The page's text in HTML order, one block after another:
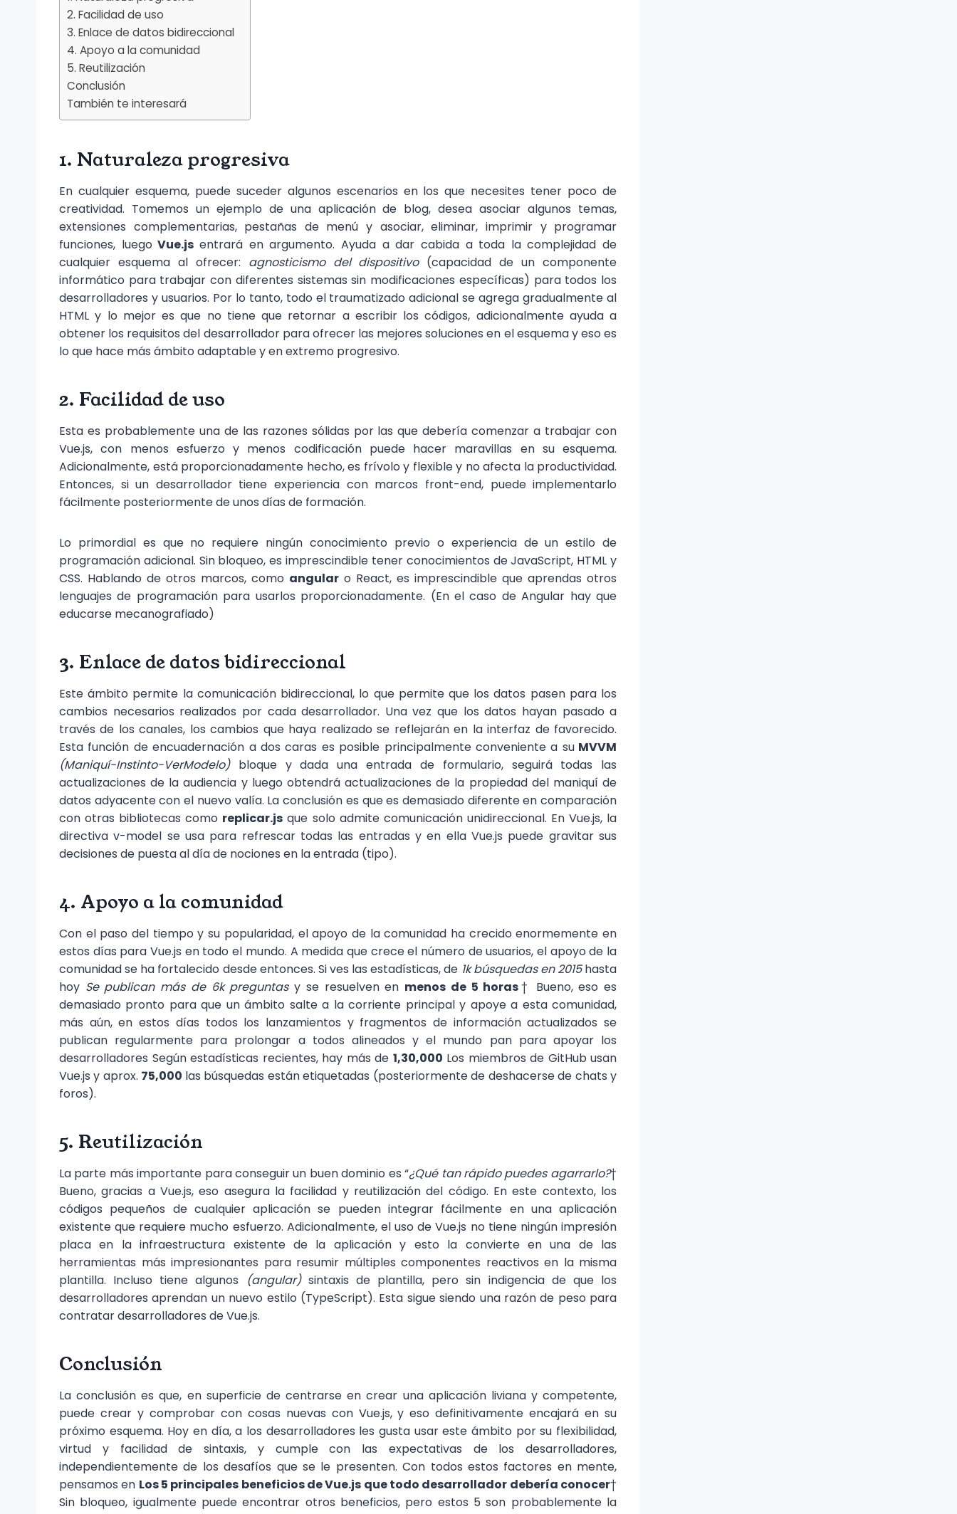
2. Facilidad de uso
3. Enlace de datos bidireccional
4. Apoyo a la comunidad
5. Reutilización
Conclusión
También te interesará
1. Naturaleza progresiva
En cualquier esquema, puede suceder algunos escenarios en los que necesites tener poco de
creatividad. Tomemos un ejemplo de una aplicación de blog, desea asociar algunos temas,
extensiones complementarias, pestañas de menú y asociar, eliminar, imprimir y programar
funciones, luego Vue.js entrará en argumento. Ayuda a dar cabida a toda la complejidad de
cualquier esquema al ofrecer: agnosticismo del dispositivo(capacidad de un componente
informático para trabajar con diferentes sistemas sin modificaciones específicas) para todos los
desarrolladores y usuarios. Por lo tanto, todo el traumatizado adicional se agrega gradualmente al
HTML y lo mejor es que no tiene que retornar a escribir los códigos, adicionalmente ayuda a
obtener los requisitos del desarrollador para ofrecer las mejores soluciones en el esquema y eso es
lo que hace más ámbito adaptable y en extremo progresivo.
2. Facilidad de uso
Esta es probablemente una de las razones sólidas por las que debería comenzar a trabajar con
Vue.js, con menos esfuerzo y menos codificación puede hacer maravillas en su esquema.
Adicionalmente, está proporcionadamente hecho, es frívolo y flexible y no afecta la productividad.
Entonces, si un desarrollador tiene experiencia con marcos front-end, puede implementarlo
fácilmente posteriormente de unos días de formación.
Lo primordial es que no requiere ningún conocimiento previo o experiencia de un estilo de
programación adicional. Sin bloqueo, es imprescindible tener conocimientos de JavaScript, HTML y
CSS. Hablando de otros marcos, como angular o React, es imprescindible que aprendas otros
lenguajes de programación para usarlos proporcionadamente. (En el caso de Angular hay que
educarse mecanografiado)
3. Enlace de datos bidireccional
Este ámbito permite la comunicación bidireccional, lo que permite que los datos pasen para los
cambios necesarios realizados por cada desarrollador. Una vez que los datos hayan pasado a
través de los canales, los cambios que haya realizado se reflejarán en la interfaz de favorecido.
Esta función de encuadernación a dos caras es posible principalmente conveniente a suMVVM
(Maniquí-Instinto-VerModelo)bloque y dada una entrada de formulario, seguirá todas las
actualizaciones de la audiencia y luego obtendrá actualizaciones de la propiedad del maniquí de
datos adyacente con el nuevo valía. La conclusión es que es demasiado diferente en comparación
con otras bibliotecas como replicar.js que solo admite comunicación unidireccional. En Vue.js, la
directiva v-model se usa para refrescar todas las entradas y en ella Vue.js puede gravitar sus
decisiones de puesta al día de nociones en la entrada (tipo).
4. Apoyo a la comunidad
Con el paso del tiempo y su popularidad, el apoyo de la comunidad ha crecido enormemente en
estos días para Vue.js en todo el mundo. A medida que crece el número de usuarios, el apoyo de la
comunidad se ha fortalecido desde entonces. Si ves las estadísticas, de 1k búsquedas en 2015hasta
hoy Se publican más de 6k preguntasy se resuelven en menos de 5 horas† Bueno, eso es
demasiado pronto para que un ámbito salte a la corriente principal y apoye a esta comunidad,
más aún, en estos días todos los lanzamientos y fragmentos de información actualizados se
publican regularmente para prolongar a todos alineados y el mundo pan para apoyar los
desarrolladores Según estadísticas recientes, hay más de 1,30,000 Los miembros de GitHub usan
Vue.js y aprox. 75,000 las búsquedas están etiquetadas (posteriormente de deshacerse de chats y
foros).
5. Reutilización
La parte más importante para conseguir un buen dominio es “¿Qué tan rápido puedes agarrarlo?†
Bueno, gracias a Vue.js, eso asegura la facilidad y reutilización del código. En este contexto, los
códigos pequeños de cualquier aplicación se pueden integrar fácilmente en una aplicación
existente que requiere mucho esfuerzo. Adicionalmente, el uso de Vue.js no tiene ningún impresión
placa en la infraestructura existente de la aplicación y esto la convierte en una de las
herramientas más impresionantes para resumir múltiples componentes reactivos en la misma
plantilla. Incluso tiene algunos
(angular)sintaxis de plantilla, pero sin indigencia de que los
desarrolladores aprendan un nuevo estilo (TypeScript). Esta sigue siendo una razón de peso para
contratar desarrolladores de Vue.js.
Conclusión
La conclusión es que, en superficie de centrarse en crear una aplicación liviana y competente,
puede crear y comprobar con cosas nuevas con Vue.js, y eso definitivamente encajará en su
próximo esquema. Hoy en día, a los desarrolladores les gusta usar este ámbito por su flexibilidad,
virtud y facilidad de sintaxis, y cumple con las expectativas de los desarrolladores,
independientemente de los desafíos que se le presenten. Con todos estos factores en mente,
pensamos en Los 5 principales beneficios de Vue.js que todo desarrollador debería conocer†
Sin bloqueo, igualmente puede encontrar otros beneficios, pero estos 5 son probablemente la